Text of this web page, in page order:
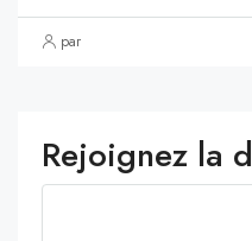
par
Rejoignez la